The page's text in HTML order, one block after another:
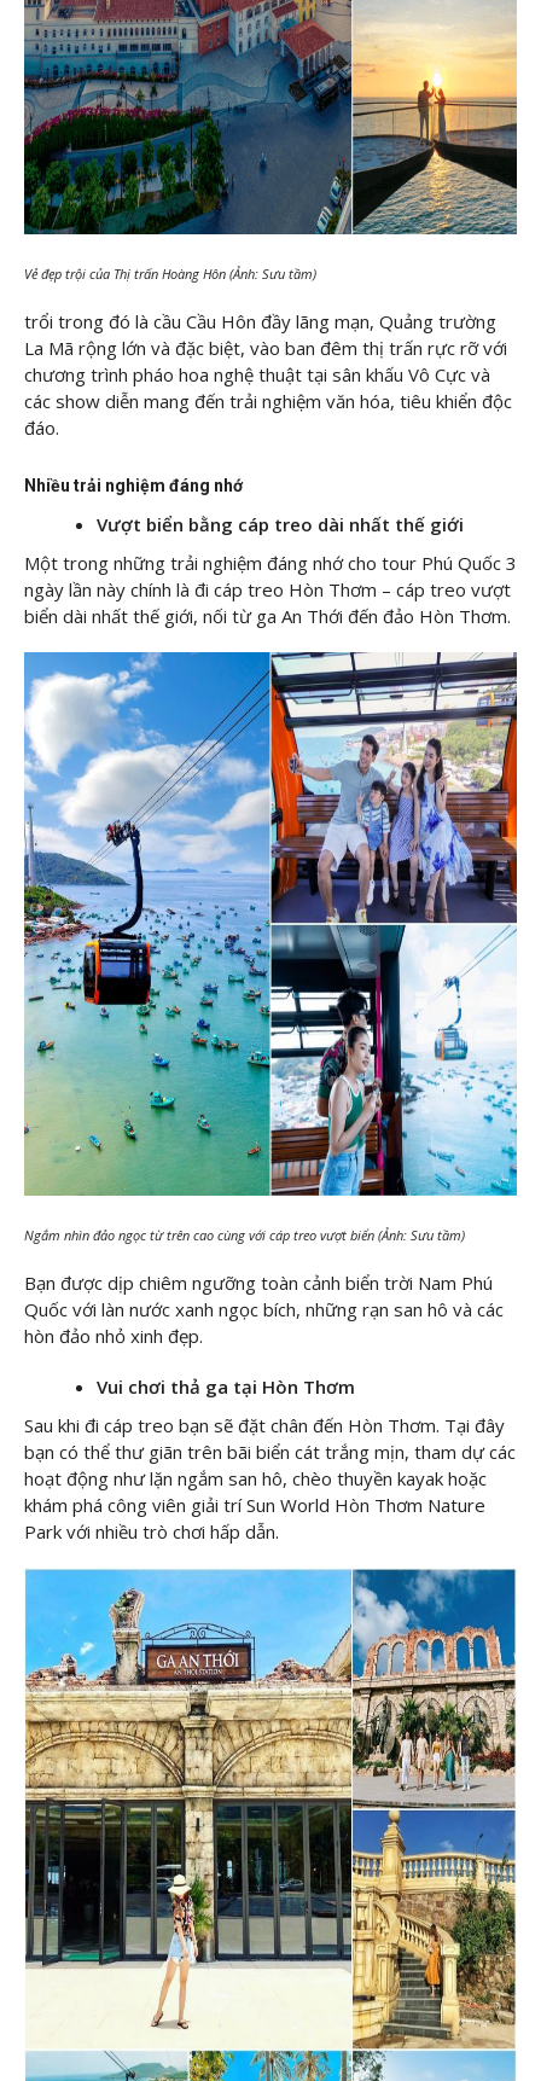
Vẻ đẹp trội của Thị trấn Hoàng Hôn (Ảnh: Sưu tầm)
trổi trong đó là cầu Cầu Hôn đầy lãng mạn, Quảng trường
La Mã rộng lớn và đặc biệt, vào ban đêm thị trấn rực rỡ với
chương trình pháo hoa nghệ thuật tại sân khấu Vô Cực và
các show diễn mang đến trải nghiệm văn hóa, tiêu khiển độc
đáo.
Nhiều trải nghiệm đáng nhớ
Vượt biển bằng cáp treo dài nhất thế giới
Một trong những trải nghiệm đáng nhớ cho tour Phú Quốc 3
ngày lần này chính là đi cáp treo Hòn Thơm – cáp treo vượt
biển dài nhất thế giới, nối từ ga An Thới đến đảo Hòn Thơm.
Ngắm nhìn đảo ngọc từ trên cao cùng với cáp treo vượt biển (Ảnh: Sưu tầm)
Bạn được dịp chiêm ngưỡng toàn cảnh biển trời Nam Phú
Quốc với làn nước xanh ngọc bích, những rạn san hô và các
hòn đảo nhỏ xinh đẹp.
Vui chơi thả ga tại Hòn Thơm
Sau khi đi cáp treo bạn sẽ đặt chân đến Hòn Thơm. Tại đây
bạn có thể thư giãn trên bãi biển cát trắng mịn, tham dự các
hoạt động như lặn ngắm san hô, chèo thuyền kayak hoặc
khám phá công viên giải trí Sun World Hòn Thơm Nature
Park với nhiều trò chơi hấp dẫn.